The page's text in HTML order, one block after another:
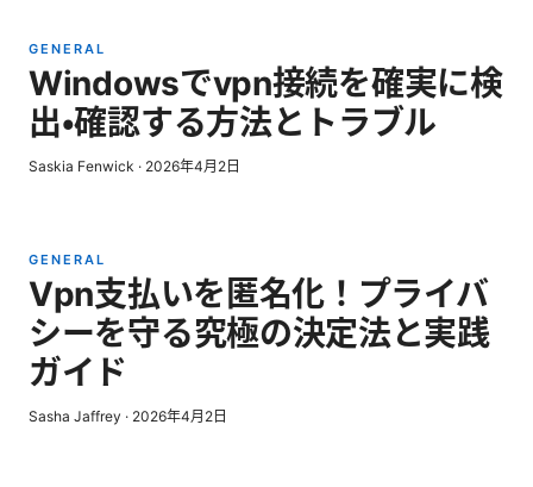
GENERAL
Windowsでvpn接続を確実に検
出・確認する方法とトラブル
Saskia Fenwick · 2026年4月2日
GENERAL
Vpn支払いを匿名化！プライバ
シーを守る究極の決定法と実践
ガイド
Sasha Jaffrey · 2026年4月2日